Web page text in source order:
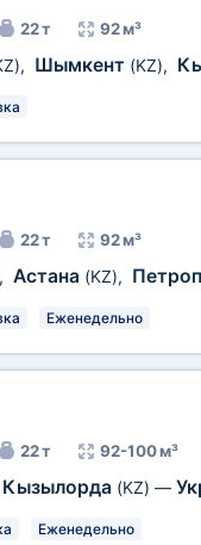
22 т 92 м³
, Шымкент (KZ),
22 т 92 м³
, Астана (KZ),
Еженедельно
22 т 92-100 м³
Кызылорда (KZ) —
Еженедельно